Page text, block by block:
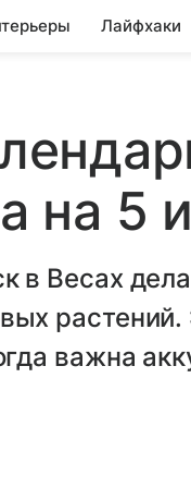
Лайфхаки
на 5
в Весах
важна